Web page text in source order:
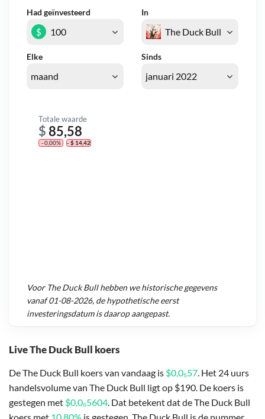
Live The Duck Bull koers
De The Duck Bull koers van vandaag is $0,0₅57. Het 24 uurs
handelsvolume van The Duck Bull ligt op $190. De koers is
gestegen met $0,0₆5604. Dat betekent dat de The Duck Bull
Had geïnvesteerd In
Elke Sinds
$
Totale waarde
$ 85,58
- 0,00% - $ 14,42
Voor The Duck Bullhebben we historische gegevens
vanaf01-08-2026, de hypothetische eerst
investeringsdatum is daarop aangepast.